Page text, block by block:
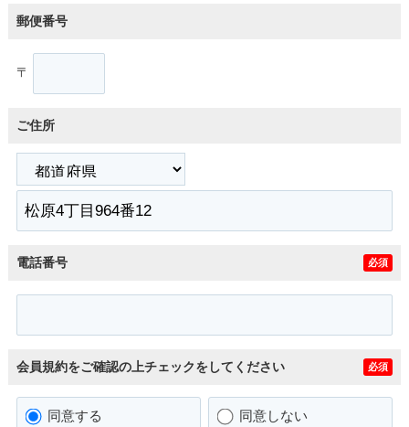
郵便番号
〒
ご住所
電話番号 必須
会員規約をご確認の上チェックをしてください 必須
同意する 同意しない